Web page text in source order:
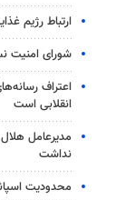
ارتباط رژیم
شورای امنیت
اعتراف
انقلابی است
نداشت
محدودیت